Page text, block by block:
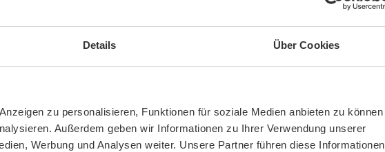
Details Über Cookies
zu personalisieren, Funktionen für soziale Medien anbieten zu können
Außerdem geben wir Informationen zu Ihrer Verwendung unserer
Werbung und Analysen weiter. Unsere Partner führen diese Informationen
ERHALTEN ALLE WICHTIGEN INFOS ...